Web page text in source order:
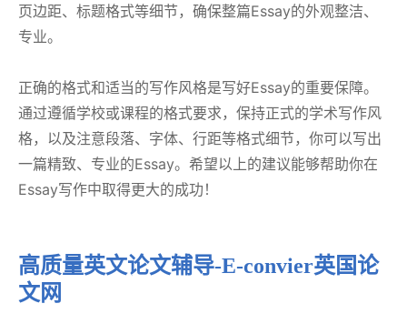
页边距、标题格式等细节，确保整篇Essay的外观整洁、
专业。
正确的格式和适当的写作风格是写好Essay的重要保障。
通过遵循学校或课程的格式要求，保持正式的学术写作风
格，以及注意段落、字体、行距等格式细节，你可以写出
一篇精致、专业的Essay。希望以上的建议能够帮助你在
Essay写作中取得更大的成功！
高质量英文论文辅导-E-convier英国论
文网